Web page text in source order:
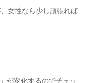
女性なら少し頑張れば
が変化するのでチェッ